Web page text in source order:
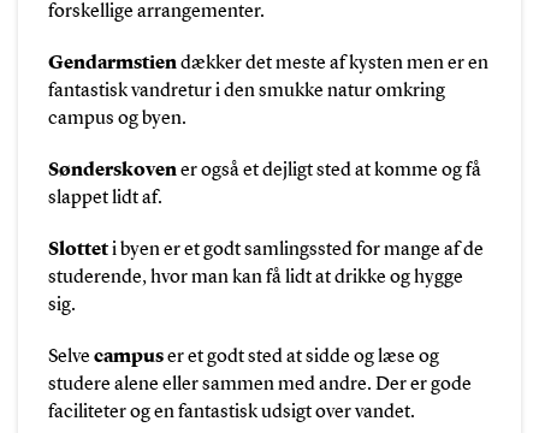
forskellige arrangementer.
Gendarmstiendækker det meste af kysten men er en
fantastisk vandretur i den smukke natur omkring
campus og byen.
Sønderskovener også et dejligt sted at komme og få
slappet lidt af.
Slotteti byen er et godt samlingssted for mange af de
studerende, hvor man kan få lidt at drikke og hygge
sig.
Selve campuser et godt sted at sidde og læse og
studere alene eller sammen med andre. Der er gode
faciliteter og en fantastisk udsigt over vandet.